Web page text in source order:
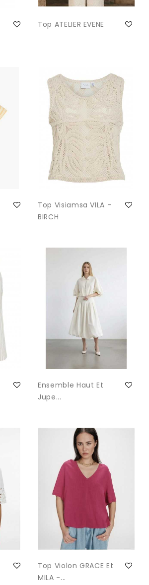
Top ATELIER EVENE
Top Visiamsa VILA -
BIRCH
Ensemble Haut Et
Jupe...
Top Violon GRACE Et
MILA -...